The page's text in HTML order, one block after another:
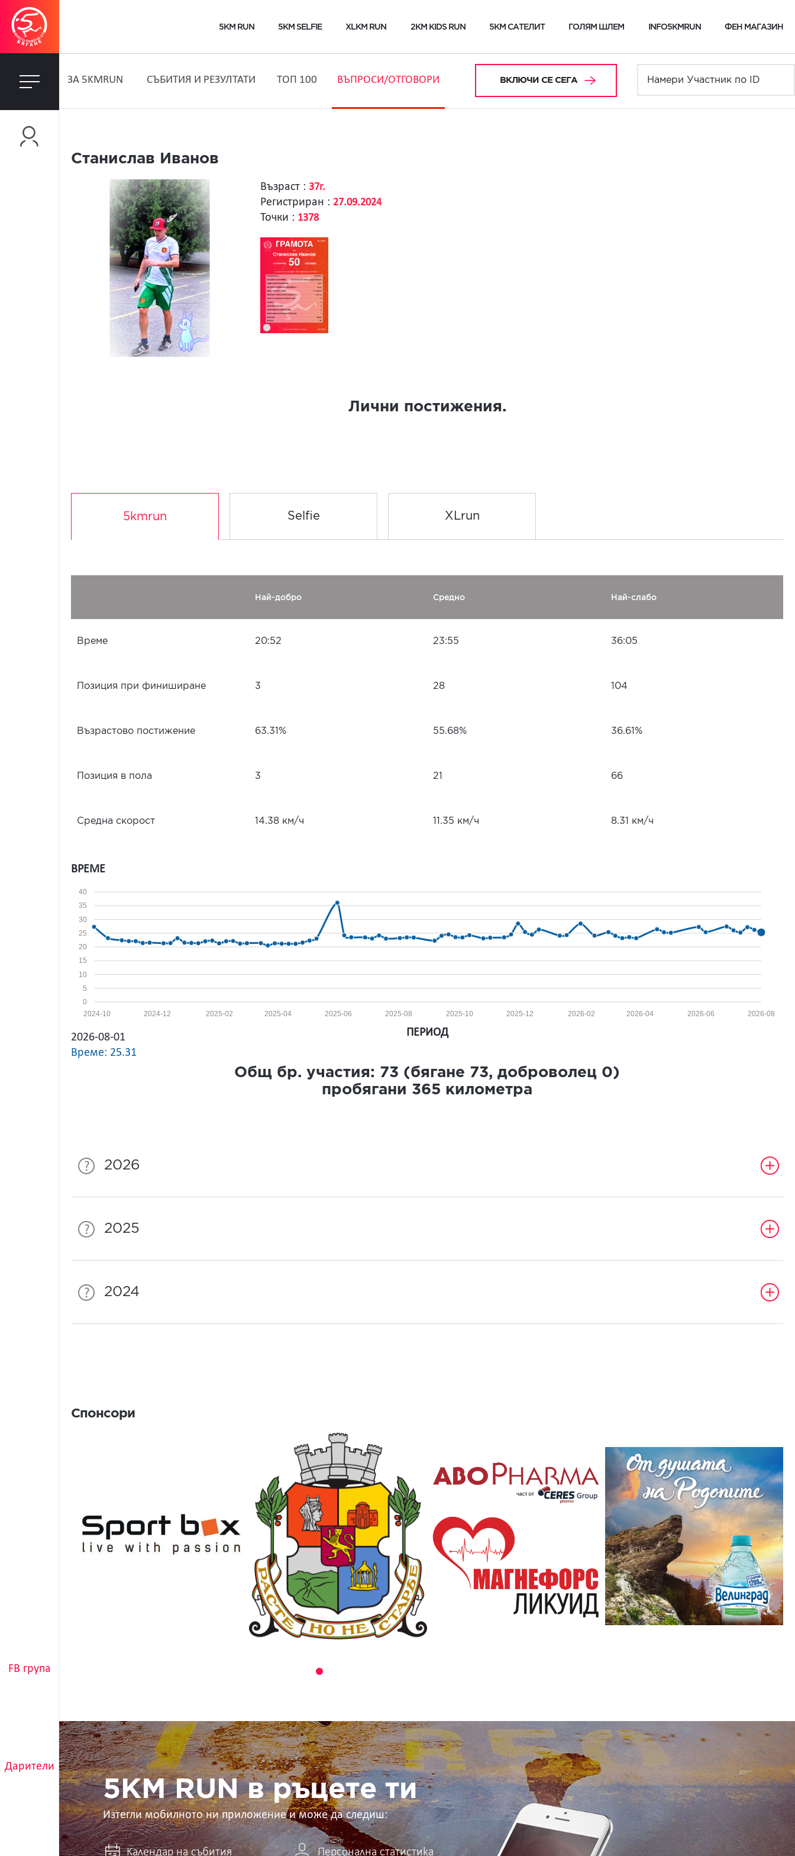
5KM RUN 5KM SELFIE XLKM RUN 2KM KIDS RUN 5KM САТЕЛИТ ГОЛЯМ ШЛЕМ INFO5KMRUN ФЕН МАГАЗИН
FB група
Дарители
ЗA 5KMRUN СЪБИТИЯ И РЕЗУЛТАТИ ТОП 100 ВЪПРОСИ/ОТГОВОРИ ВКЛЮЧИ СЕ СЕГА
Станислав Иванов
Възраст : 37г.
Регистриран : 27.09.2024
Точки : 1378
Лични постижения.
5kmrun Selfie XLrun
Най-добро Средно Най-слабо
Време 20:52 23:55 36:05
Позиция при финиширане 3 28 104
Възрастово постижение 63.31% 55.68% 36.61%
Позиция в пола 3 21 66
Средна скорост 14.38 км/ч 11.35 км/ч 8.31 км/ч
ВРЕМЕ
0
5
10
15
20
25
30
35
40
2026-08
2026-06
2026-04
2026-02
2025-12
2025-10
2025-08
2025-06
2025-04
2025-02
2024-12
2024-10
2026-08-01
Време: 25.31
ПЕРИОД
Общ бр. участия: 73 (бягане 73, доброволец 0)
пробягани 365 километра
2026
2025
2024
Спонсори
5KM
RUN
в
ръцете
ти
5KM RUN в ръцете ти
Изтегли мобилното ни приложение и може да следиш:
Календар на събития Персонална статистика